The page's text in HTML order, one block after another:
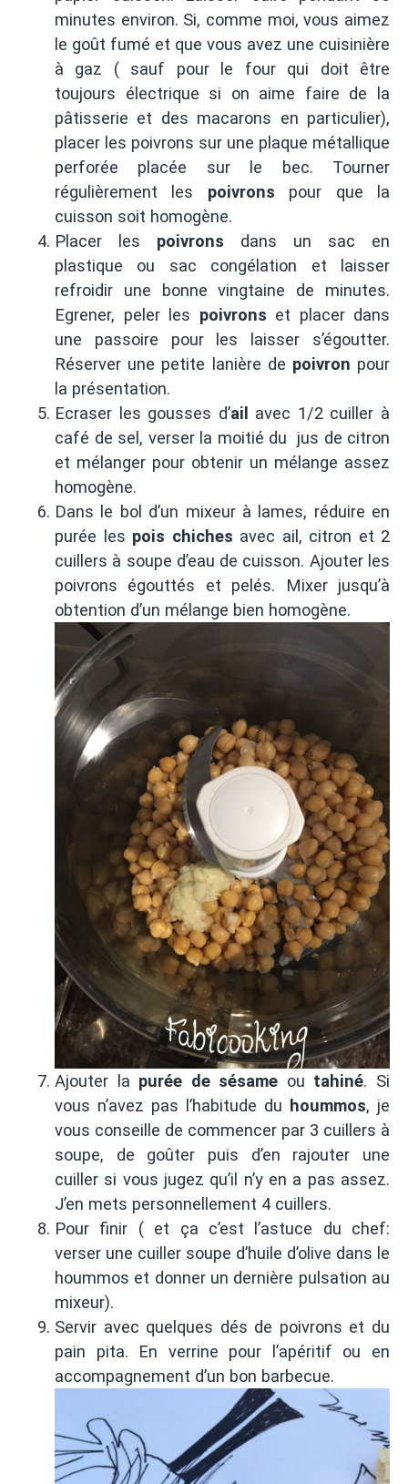
minutes environ. Si, comme moi, vous aimez
le goût fumé et que vous avez une cuisinière
à gaz ( sauf pour le four qui doit être
toujours électrique si on aime faire de la
pâtisserie et des macarons en particulier),
placer les poivrons sur une plaque métallique
perforée placée sur le bec. Tourner
régulièrement les poivrons pour que la
cuisson soit homogène.
Placer les poivrons dans un sac en
plastique ou sac congélation et laisser
refroidir une bonne vingtaine de minutes.
Egrener, peler les poivrons et placer dans
une passoire pour les laisser s’égoutter.
Réserver une petite lanière de poivron pour
la présentation.
Ecraser les gousses d’ail avec 1/2 cuiller à
café de sel, verser la moitié du jus de citron
et mélanger pour obtenir un mélange assez
homogène.
Dans le bol d’un mixeur à lames, réduire en
purée les pois chiches avec ail, citron et 2
cuillers à soupe d’eau de cuisson. Ajouter les
poivrons égouttés et pelés. Mixer jusqu’à
obtention d’un mélange bien homogène.
Ajouter la purée de sésame ou tahiné. Si
vous n’avez pas l’habitude du hoummos, je
vous conseille de commencer par 3 cuillers à
soupe, de goûter puis d’en rajouter une
cuiller si vous jugez qu’il n’y en a pas assez.
J’en mets personnellement 4 cuillers.
Pour finir ( et ça c’est l’astuce du chef:
verser une cuiller soupe d’huile d’olive dans le
hoummos et donner un dernière pulsation au
mixeur).
Servir avec quelques dés de poivrons et du
pain pita. En verrine pour l’apéritif ou en
accompagnement d’un bon barbecue.